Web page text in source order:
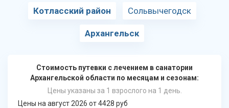
Котласский район Сольвычегодск
Архангельск
Стоимость путевки с лечением в санатории
Архангельской области по месяцам и сезонам:
Цены указаны за 1 взрослого на 1 день.
Цены на август 2026 от 4428 руб